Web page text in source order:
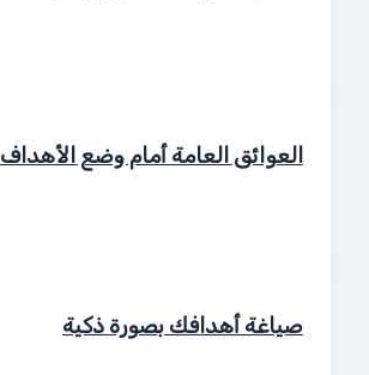
العوائق العامة أمام وضع الأهداف
صياغة أهدافك بصورة ذكية